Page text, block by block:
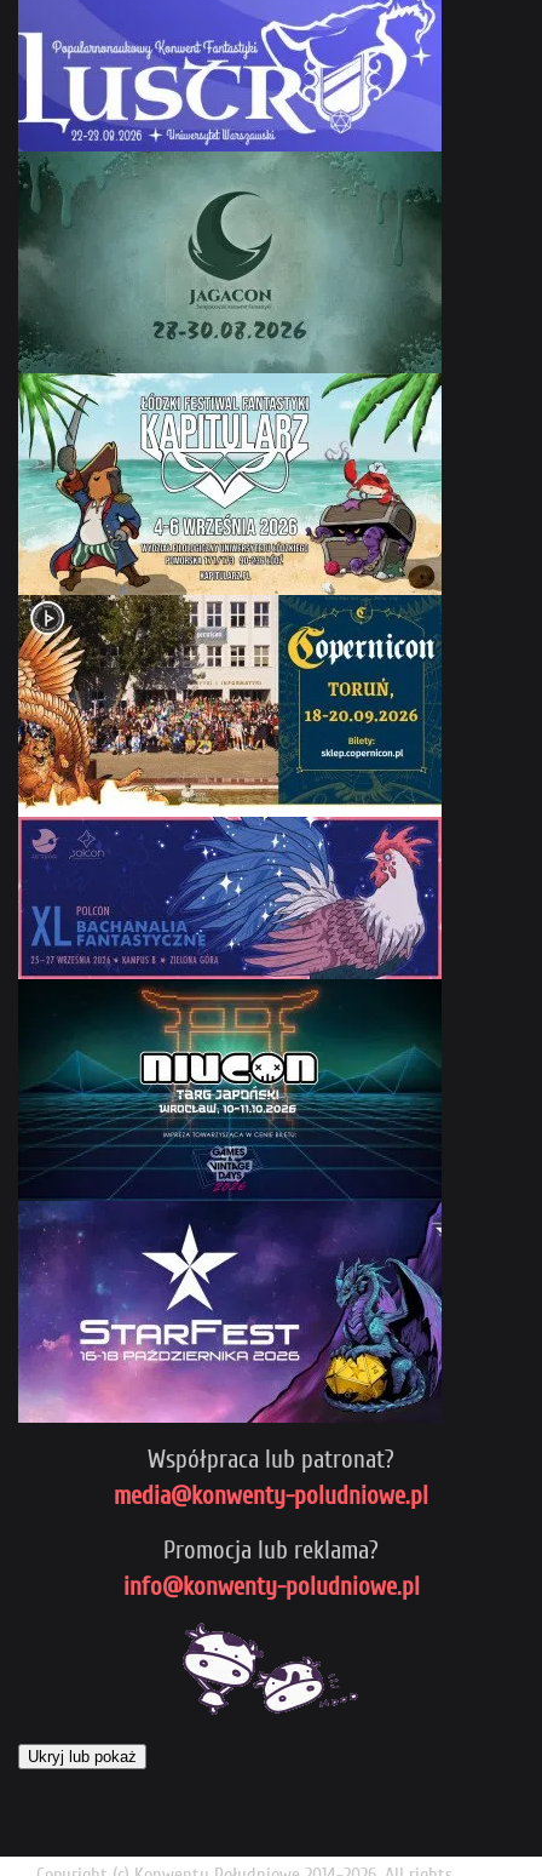
Współpraca lub patronat?
media@konwenty-poludniowe.pl
Promocja lub reklama?
info@konwenty-poludniowe.pl
Ukryj lub pokaż